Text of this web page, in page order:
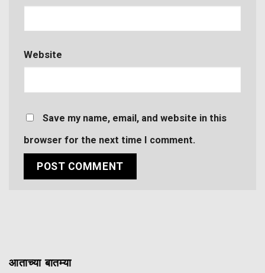
Website
Save my name, email, and website in this
browser for the next time I comment.
आताच्या बातम्या